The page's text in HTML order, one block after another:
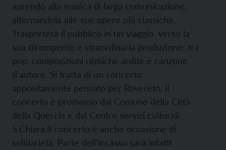
aprendo alla musica di larga comunicazione,
alternandola alle sue opere più classiche.
Trasporterà il pubblico in un viaggio verso la
sua dirompente e straordinaria produzione: tra
pop, composizioni ritmiche ardite e canzone
d’autore. Si tratta di un concerto
appositamente pensato per Rovereto. Il
concerto è promosso dal Comune della Città
della Quercia e dal Centro servizi culturali
S.Chiara.Il concerto è anche occasione di
solidarietà. Parte dell’incasso sarà infatti